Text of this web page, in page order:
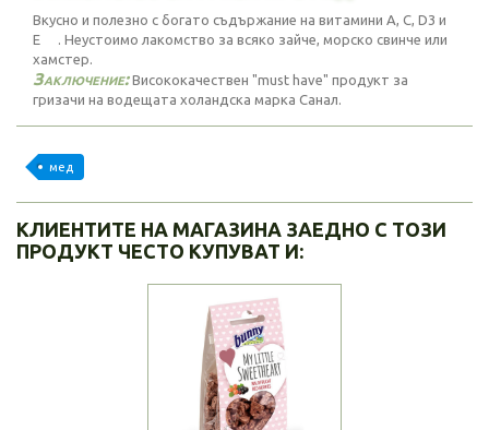
Вкусно и полезно с богато съдържание на витамини A, C, D3 и
E . Неустоимо лакомство за всяко зайче, морско свинче или
хамстер.
Заключение:Висококачествен "must have" продукт за
гризачи на водещата холандска марка Санал.
мед
КЛИЕНТИТЕ НА МАГАЗИНА ЗАЕДНО С ТОЗИ
ПРОДУКТ ЧЕСТО КУПУВАТ И: